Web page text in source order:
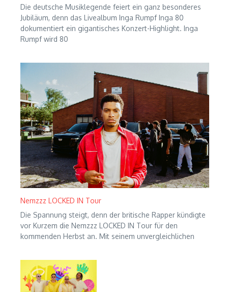
Die deutsche Musiklegende feiert ein ganz besonderes
Jubiläum, denn das Livealbum Inga Rumpf Inga 80
dokumentiert ein gigantisches Konzert-Highlight. Inga
Rumpf wird 80
Nemzzz LOCKED IN Tour
Die Spannung steigt, denn der britische Rapper kündigte
vor Kurzem die Nemzzz LOCKED IN Tour für den
kommenden Herbst an. Mit seinem unvergleichlichen